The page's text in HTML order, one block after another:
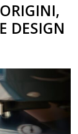
DESIGN